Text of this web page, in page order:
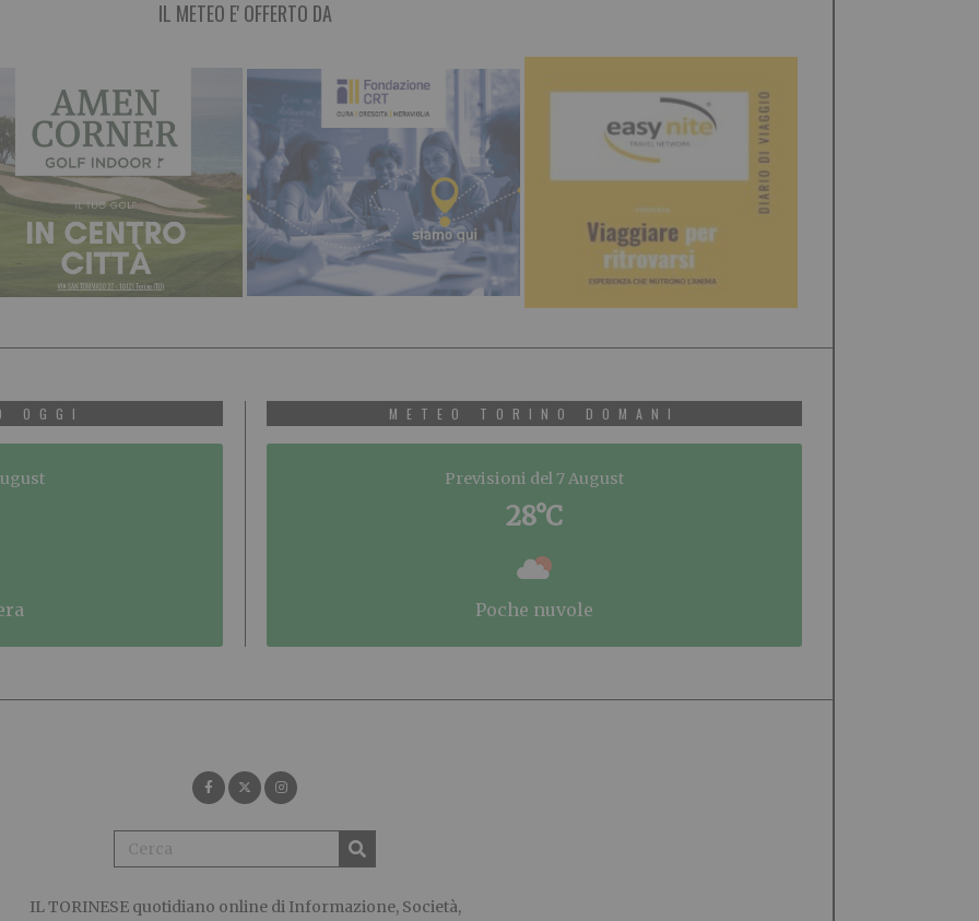
IL METEO E' OFFERTO DA
OGGI METEO TORINO DOMANI
Previsioni del 7 August
28°C
poche nuvole
IL TORINESEquotidiano online di Informazione, Società,